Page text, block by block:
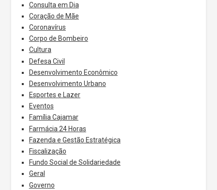
Consulta em Dia
Coração de Mãe
Coronavírus
Corpo de Bombeiro
Cultura
Defesa Civil
Desenvolvimento Econômico
Desenvolvimento Urbano
Esportes e Lazer
Eventos
Família Cajamar
Farmácia 24 Horas
Fazenda e Gestão Estratégica
Fiscalização
Fundo Social de Solidariedade
Geral
Governo